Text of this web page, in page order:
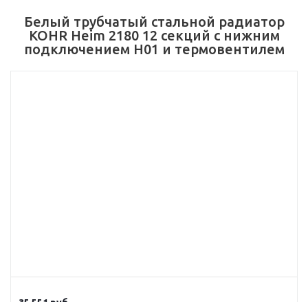
Белый трубчатый стальной радиатор
KOHR Heim 2180 12 секций с нижним
подключением H01 и термовентилем